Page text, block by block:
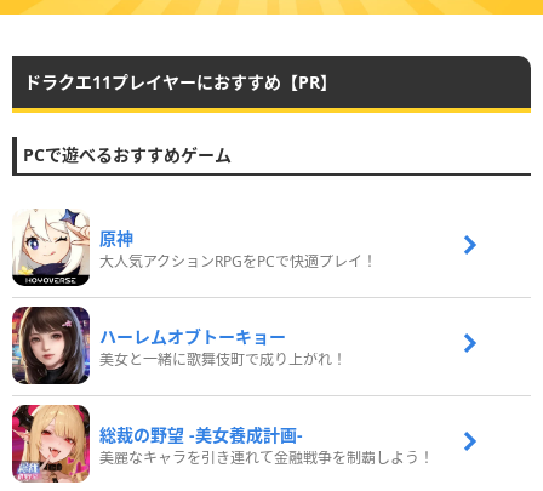
ドラクエ11プレイヤーにおすすめ【PR】
PCで遊べるおすすめゲーム
原神
大人気アクションRPGをPCで快適プレイ！
ハーレムオブトーキョー
美女と一緒に歌舞伎町で成り上がれ！
総裁の野望 -美女養成計画-
美麗なキャラを引き連れて金融戦争を制覇しよう！